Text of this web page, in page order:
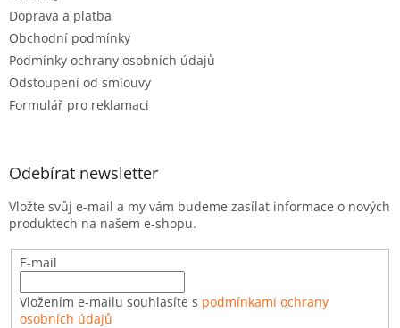
Doprava a platba
Obchodní podmínky
Podmínky ochrany osobních údajů
Odstoupení od smlouvy
Formulář pro reklamaci
Odebírat newsletter
Vložte svůj e-mail a my vám budeme zasílat informace o nových
produktech na našem e-shopu.
E-mail
Vložením e-mailu souhlasíte s podmínkami ochrany
osobních údajů